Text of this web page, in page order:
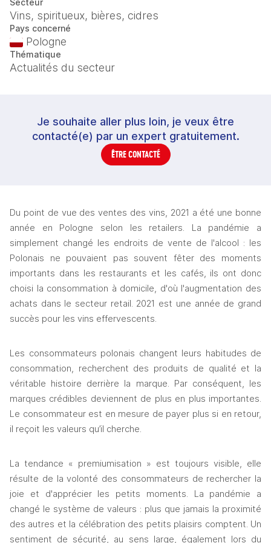
Secteur
Vins, spiritueux, bières, cidres
Pays concerné
Pologne
Thématique
Actualités du secteur
Je souhaite aller plus loin, je veux être
contacté(e) par un expert gratuitement.
ÊTRE CONTACTÉ
Du point de vue des ventes des vins, 2021 a été une bonne
année en Pologne selon les retailers. La pandémie a
simplement changé les endroits de vente de l'alcool : les
Polonais ne pouvaient pas souvent fêter des moments
importants dans les restaurants et les cafés, ils ont donc
choisi la consommation à domicile, d'où l'augmentation des
achats dans le secteur retail. 2021 est une année de grand
succès pour les vins effervescents.
Les consommateurs polonais changent leurs habitudes de
consommation, recherchent des produits de qualité et la
véritable histoire derrière la marque. Par conséquent, les
marques crédibles deviennent de plus en plus importantes.
Le consommateur est en mesure de payer plus si en retour,
il reçoit les valeurs qu’il cherche.
La tendance « premiumisation » est toujours visible, elle
résulte de la volonté des consommateurs de rechercher la
joie et d'apprécier les petits moments. La pandémie a
changé le système de valeurs : plus que jamais la proximité
des autres et la célébration des petits plaisirs comptent. Un
sentiment de sécurité, au sens large, également lors du